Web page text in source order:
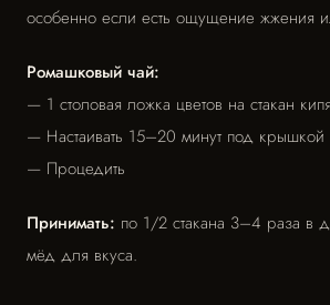
особенно если есть ощущение жжения
Ромашковый чай:
— 1 столовая ложка цветов на стакан
— Настаивать 15–20 минут под крышкой
— Процедить
Принимать: по 1/2 стакана 3–4 раза в
мёд для вкуса.